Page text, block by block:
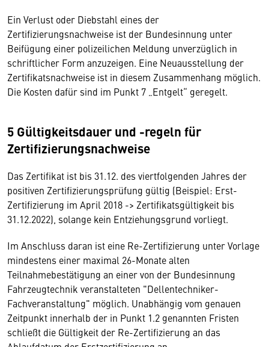
Ein Verlust oder Diebstahl eines der
Zertifizierungsnachweise ist der Bundesinnung unter
Beifügung einer polizeilichen Meldung unverzüglich in
schriftlicher Form anzuzeigen. Eine Neuausstellung der
Zertifikatsnachweise ist in diesem Zusammenhang möglich.
Die Kosten dafür sind im Punkt 7 „Entgelt“ geregelt.
5 Gültigkeitsdauer und -regeln für
Zertifizierungsnachweise
Das Zertifikat ist bis 31.12. des viertfolgenden Jahres der
positiven Zertifizierungsprüfung gültig (Beispiel: Erst-
Zertifizierung im April 2018 -> Zertifikatsgültigkeit bis
31.12.2022), solange kein Entziehungsgrund vorliegt.
Im Anschluss daran ist eine Re-Zertifizierung unter Vorlage
mindestens einer maximal 26-Monate alten
Teilnahmebestätigung an einer von der Bundesinnung
Fahrzeugtechnik veranstalteten "Dellentechniker-
Fachveranstaltung" möglich. Unabhängig vom genauen
Zeitpunkt innerhalb der in Punkt 1.2 genannten Fristen
schließt die Gültigkeit der Re-Zertifizierung an das